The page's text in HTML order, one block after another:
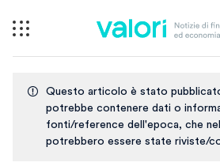
Questo articolo è stato
potrebbe contenere dati o
fonti/reference dell'epoca, che
potrebbero essere state riviste/